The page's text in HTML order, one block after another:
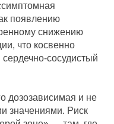
появлению
снижению
что косвенно
сосудистый
дозозависимая и не
значениями. Риск